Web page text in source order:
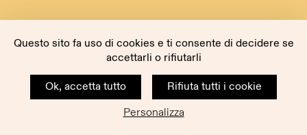
Questo sito fa uso di cookies e ti consente di decidere se
accettarli o rifiutarli
Ok, accetta tutto
Rifiuta tutti i cookie
Personalizza